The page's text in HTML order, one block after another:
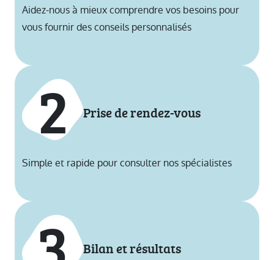
Aidez-nous à mieux comprendre vos besoins pour
vous fournir des conseils personnalisés
2 Prise de rendez-vous
Simple et rapide pour consulter nos spécialistes
Bilan et résultats